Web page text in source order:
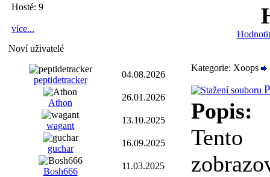
Hosté: 9
více...
Noví uživatelé
peptidetracker
04.08.2026
Athon
26.01.2026
wagant
13.10.2025
guchar
16.09.2025
Bosh666
11.03.2025
Kategorie: Xoops
Popis: